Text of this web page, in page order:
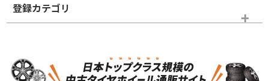
ホイールランク
登録カテゴリ
スタッドレスタイヤのみ